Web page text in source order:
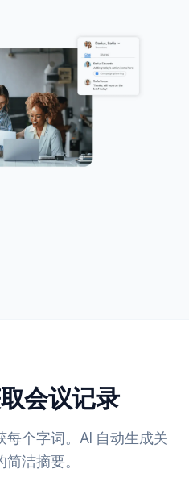
会议记录
个字词。AI 自动生成关
洁摘要。